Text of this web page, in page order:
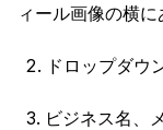
ィール画像の横
ドロップダウ
ビジネス名、